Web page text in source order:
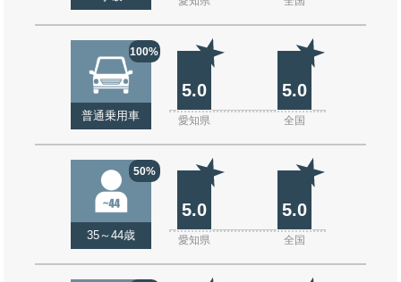
100%
普通乗用車
5.0 5.0
愛知県 全国
50%
35～44歳
5.0 5.0
愛知県 全国